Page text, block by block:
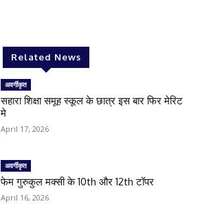
Related News
अवर्गीकृत
सहारा शिक्षा समूह स्कूल के छात्र इस बार फिर मेरिट
मे
April 17, 2026
अवर्गीकृत
फेम गुरुकुल मक्सी के 10th और 12th टॉपर
April 16, 2026